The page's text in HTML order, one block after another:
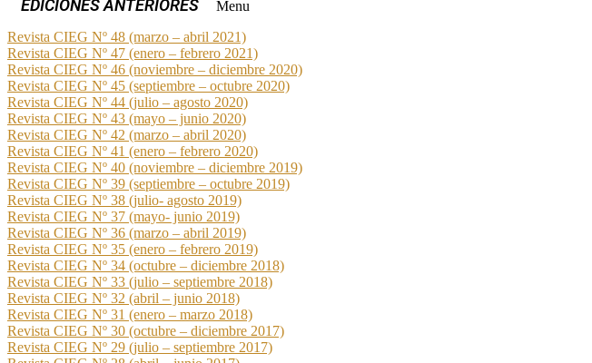
Menu
Revista CIEG Nº 29 (julio – septiembre 2017)
Revista CIEG Nº 30 (octubre – diciembre 2017)
Revista CIEG Nº 31 (enero – marzo 2018)
Revista CIEG Nº 32 (abril – junio 2018)
Revista CIEG Nº 33 (julio – septiembre 2018)
Revista CIEG Nº 34 (octubre – diciembre 2018)
Revista CIEG Nº 35 (enero – febrero 2019)
Revista CIEG Nº 36 (marzo – abril 2019)
Revista CIEG Nº 37 (mayo- junio 2019)
Revista CIEG Nº 38 (julio- agosto 2019)
Revista CIEG Nº 39 (septiembre – octubre 2019)
Revista CIEG Nº 40 (noviembre – diciembre 2019)
Revista CIEG Nº 41 (enero – febrero 2020)
Revista CIEG Nº 42 (marzo – abril 2020)
Revista CIEG Nº 43 (mayo – junio 2020)
Revista CIEG Nº 44 (julio – agosto 2020)
Revista CIEG Nº 45 (septiembre – octubre 2020)
Revista CIEG Nº 46 (noviembre – diciembre 2020)
Revista CIEG Nº 47 (enero – febrero 2021)
Revista CIEG Nº 48 (marzo – abril 2021)